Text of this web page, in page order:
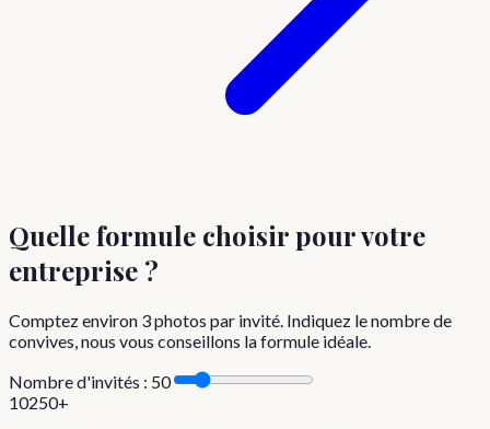
Quelle formule choisirpour votre
entreprise ?
Comptez environ 3photos par invité. Indiquez le nombre de
convives, nous vous conseillons la formule idéale.
Nombre d'invités : 50
10250+